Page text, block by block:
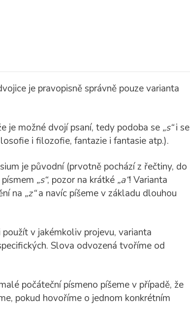
je pravopisně správně pouze varianta
je možné dvojí psaní, tedy podoba se „s“i se
i filozofie, fantazie i fantasie atp.).
je původní (prvotně pochází z řečtiny, do
„s“, pozor na krátké „a“! Varianta
na „z“a navíc píšeme v základu dlouhou
v jakémkoliv projevu, varianta
Slova odvozená tvoříme od
počáteční písmeno píšeme v případě, že
pokud hovoříme o jednom konkrétním